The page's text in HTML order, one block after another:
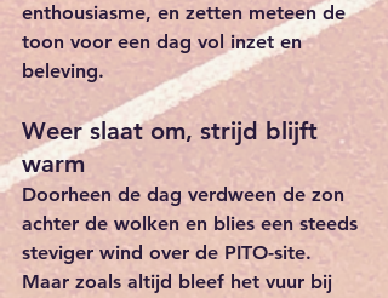
enthousiasme, en zetten meteen de
toon voor een dag vol inzet en
beleving.
Weer slaat om, strijd blijft
warm
Doorheen de dag verdween de zon
achter de wolken en blies een steeds
steviger wind over de PITO-site.
Maar zoals altijd bleef het vuur bij